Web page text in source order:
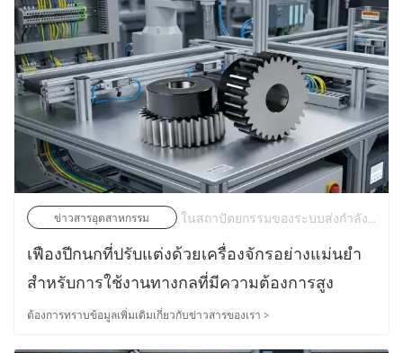
ข่าวสารอุตสาหกรรม ในสถาปัตยกรรมของระบบส่งกำลังทางอุตสาหกรรมสมัยใหม่ เฟืองปีกนกขนาดเล็กมักจะรับความเค้นเชิงกลเฉพาะที่สูงสุด ทำหน้าที่เป็นตัวขับเคลื่อนหลักที่ประกบกับเฟืองขนาดใหญ่หรือแร็คเชิงเส้น เฟืองจะกำหนดความเที่ยงตรงของจลน์ เส้นโค้งความเร่ง และวงจรการใช้งานของระบบทั้งหมด | 20/05/2026
เฟืองปีกนกที่ปรับแต่งด้วยเครื่องจักรอย่างแม่นยำ
สำหรับการใช้งานทางกลที่มีความต้องการสูง
ต้องการทราบข้อมูลเพิ่มเติมเกี่ยวกับข่าวสารของเรา >